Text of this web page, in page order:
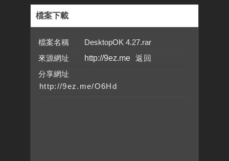
檔案下載
檔案名稱 DesktopOK 4.27.rar
來源網址
http://9ez.me
分享網址